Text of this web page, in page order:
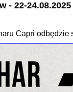
- 22-24.08.2025
Capri